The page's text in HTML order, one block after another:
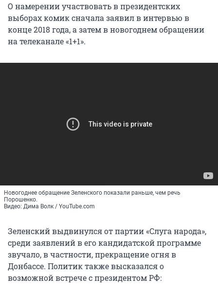
О намерении участвовать в президентских
выборах комик сначала заявил в интервью в
конце 2018 года, а затем в новогоднем обращении
на телеканале «1+1».
Новогоднее обращение Зеленского показали раньше, чем речь
Порошенко.
Видео: Дима Волк / YouTube.com
Зеленский выдвинулся от партии «Слуга народа»,
среди заявлений в его кандидатской программе
звучало, в частности, прекращение огня в
Донбассе. Политик также высказался о
возможной встрече с президентом РФ: